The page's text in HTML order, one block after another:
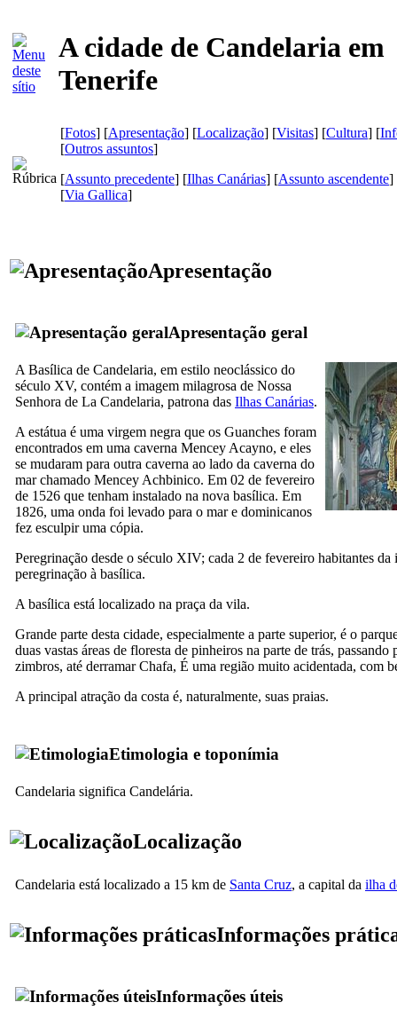
A cidade de Candelaria em
Tenerife
[Fotos] [Apresentação] [Localização] [Visitas] [Cultura] [
[Outros assuntos]
[Assunto precedente] [Ilhas Canárias] [Assunto ascendente]
[Via Gallica]
Apresentação
Apresentação geral
A Basílica de Candelaria, em estilo neoclássico do
século XV, contém a imagem milagrosa de Nossa
Senhora de La Candelaria, patrona das Ilhas Canárias.
A estátua é uma virgem negra que os Guanches foram
encontrados em uma caverna Mencey Acayno, e eles
se mudaram para outra caverna ao lado da caverna do
mar chamado Mencey Achbinico. Em 02 de fevereiro
de 1526 que tenham instalado na nova basílica. Em
1826, uma onda foi levado para o mar e dominicanos
fez esculpir uma cópia.
Peregrinação desde o século XIV; cada 2 de fevereiro habitantes da
peregrinação à basílica.
A basílica está localizado na praça da vila.
Grande parte desta cidade, especialmente a parte superior, é o
duas vastas áreas de floresta de pinheiros na parte de trás, passando
zimbros, até derramarChafa, É uma região muito acidentada, com
A principal atração da costa é, naturalmente, suas praias.
Etimologia e toponímia
Candelaria significa Candelária.
Localização
Candelaria está localizado a 15 km de Santa Cruz, a capital da ilha
Informações
Informações úteis